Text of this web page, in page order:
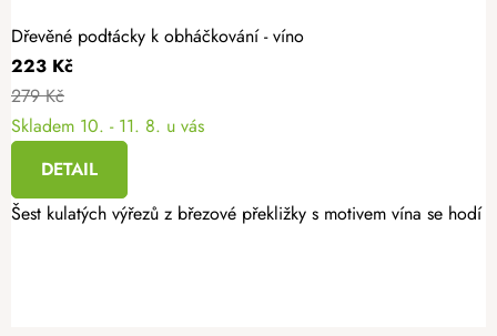
Dřevěné podtácky k obháčkování - víno
223 Kč
279 Kč
Skladem 10. - 11. 8. u vás
DETAIL
Šest kulatých výřezů z březové překližky s motivem vína se